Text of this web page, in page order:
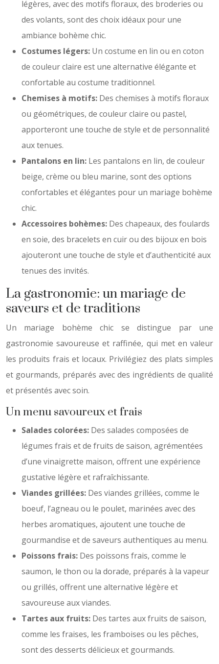
légères, avec des motifs floraux, des broderies ou
des volants, sont des choix idéaux pour une
ambiance bohème chic.
Costumes légers: Un costume en lin ou en coton
de couleur claire est une alternative élégante et
confortable au costume traditionnel.
Chemises à motifs: Des chemises à motifs floraux
ou géométriques, de couleur claire ou pastel,
apporteront une touche de style et de personnalité
aux tenues.
Pantalons en lin: Les pantalons en lin, de couleur
beige, crème ou bleu marine, sont des options
confortables et élégantes pour un mariage bohème
chic.
Accessoires bohèmes: Des chapeaux, des foulards
en soie, des bracelets en cuir ou des bijoux en bois
ajouteront une touche de style et d’authenticité aux
tenues des invités.
La gastronomie: un mariage de
saveurs et de traditions
Un mariage bohème chic se distingue par une
gastronomie savoureuse et raffinée, qui met en valeur
les produits frais et locaux. Privilégiez des plats simples
et gourmands, préparés avec des ingrédients de qualité
et présentés avec soin.
Un menu savoureux et frais
Salades colorées: Des salades composées de
légumes frais et de fruits de saison, agrémentées
d’une vinaigrette maison, offrent une expérience
gustative légère et rafraîchissante.
Viandes grillées: Des viandes grillées, comme le
boeuf, l’agneau ou le poulet, marinées avec des
herbes aromatiques, ajoutent une touche de
gourmandise et de saveurs authentiques au menu.
Poissons frais: Des poissons frais, comme le
saumon, le thon ou la dorade, préparés à la vapeur
ou grillés, offrent une alternative légère et
savoureuse aux viandes.
Tartes aux fruits: Des tartes aux fruits de saison,
comme les fraises, les framboises ou les pêches,
sont des desserts délicieux et gourmands.